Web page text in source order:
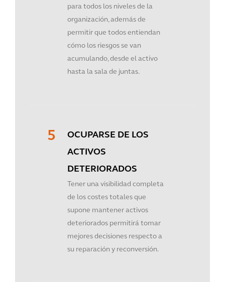
para todos los niveles de la
organización, además de
permitir que todos entiendan
cómo los riesgos se van
acumulando, desde el activo
hasta la sala de juntas.
OCUPARSE DE LOS
ACTIVOS
DETERIORADOS
Tener una visibilidad completa
de los costes totales que
supone mantener activos
deteriorados permitirá tomar
mejores decisiones respecto a
su reparación y reconversión.